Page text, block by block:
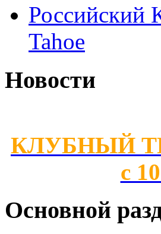
Российский
Tahoe
Новости
КЛУБНЫЙ
с
Основной